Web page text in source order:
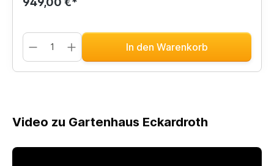
In den Warenkorb
Video zu Gartenhaus Eckardroth